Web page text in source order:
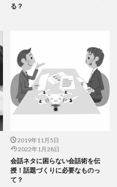
る？
2019年11月5日
2022年1月28日
会話ネタに困らない会話術を伝
授！話題づくりに必要なものっ
て？